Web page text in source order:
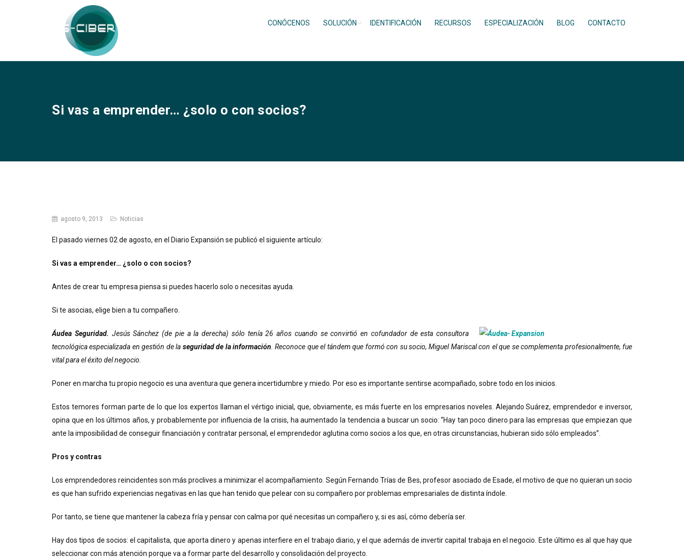
CONÓCENOS SOLUCIÓN IDENTIFICACIÓN RECURSOS ESPECIALIZACIÓN BLOG CONTACTO
Si vas a emprender… ¿solo o con socios?
agosto 9, 2013 Noticias
El pasado viernes 02 de agosto, en el Diario Expansión se publicó el siguiente artículo:
Si vas a emprender… ¿solo o con socios?
Antes de crear tu empresa piensa si puedes hacerlo solo o necesitas ayuda.
Si te asocias, elige bien a tu compañero.
Áudea Seguridad. Jesús Sánchez (de pie a la derecha) sólo tenía 26 años cuando se convirtió en cofundador de esta consultora
tecnológica especializada en gestión de la seguridad de la información . Reconoce que el tándem que formó con su socio, Miguel Mariscal con el que se complementa profesionalmente, fue
vital para el éxito del negocio.
Poner en marcha tu propio negocio es una aventura que genera incertidumbre y miedo. Por eso es importante sentirse acompañado, sobre todo en los inicios.
Estos temores forman parte de lo que los expertos llaman el vértigo inicial, que, obviamente, es más fuerte en los empresarios noveles. Alejando Suárez, emprendedor e inversor,
opina que en los últimos años, y probablemente por influencia de la crisis, ha aumentado la tendencia a buscar un socio: “Hay tan poco dinero para las empresas que empiezan que
ante la imposibilidad de conseguir financiación y contratar personal, el emprendedor aglutina como socios a los que, en otras circunstancias, hubieran sido sólo empleados”.
Pros y contras
Los emprendedores reincidentes son más proclives a minimizar el acompañamiento. Según Fernando Trías de Bes, profesor asociado de Esade, el motivo de que no quieran un socio
es que han sufrido experiencias negativas en las que han tenido que pelear con su compañero por problemas empresariales de distinta índole.
Por tanto, se tiene que mantener la cabeza fría y pensar con calma por qué necesitas un compañero y, si es así, cómo debería ser.
Hay dos tipos de socios: el capitalista, que aporta dinero y apenas interfiere en el trabajo diario, y el que además de invertir capital trabaja en el negocio. Este último es al que hay que
seleccionar con más atención porque va a formar parte del desarrollo y consolidación del proyecto.